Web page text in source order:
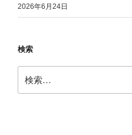
2026年6月24日
検索
索: